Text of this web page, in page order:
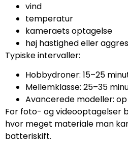
vind
temperatur
kameraets optagelse
høj hastighed eller
Typiske intervaller:
Hobbydroner: 15–25
Mellemklasse: 25–35
Avancerede modeller:
For foto- og videooptagelser
hvor meget materiale man
batteriskift.